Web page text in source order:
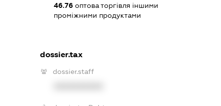
46.76 оптова торгівля іншими
проміжними продуктами
dossier.tax
dossier.staff